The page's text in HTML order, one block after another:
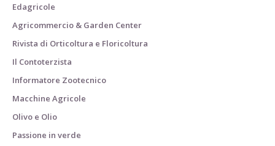
Edagricole
Agricommercio & Garden Center
Rivista di Orticoltura e Floricoltura
Il Contoterzista
Informatore Zootecnico
Macchine Agricole
Olivo e Olio
Passione in verde